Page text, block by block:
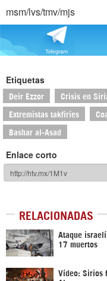
msm/lvs/tmv/mjs
Etiquetas
Deir Ezzor Crisis en
Extremistas takfiríes
Bashar al-Asad
Enlace corto
RELACIONADAS
Ataque
17 muertos
Vídeo: Sirios